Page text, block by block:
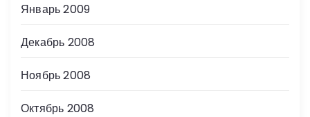
Январь 2009
Декабрь 2008
Ноябрь 2008
Октябрь 2008